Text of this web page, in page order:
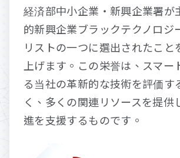
Pressroom
経済部中小企業・新興企業署が
的新興企業ブラックテクノロジ
リストの一つに選出されたこと
上げます。この栄誉は、スマー
る当社の革新的な技術を評価す
く、多くの関連リソースを提供
進を支援するものです。